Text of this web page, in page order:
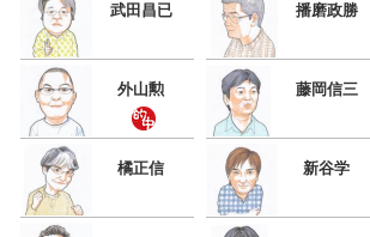
武田昌已
外山勲
橘正信
播磨政勝
藤岡信三
新谷学